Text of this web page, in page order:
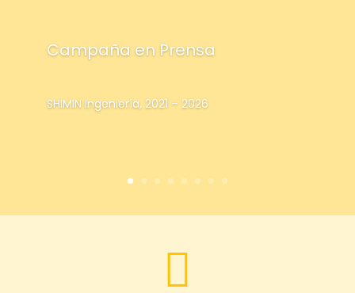
Campaña en Prensa
SHIMIN Ingeniería, 2021 – 2026
